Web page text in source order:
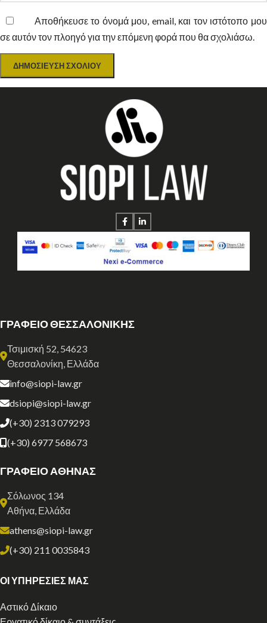
Αποθήκευσε το όνομά μου, email, και τον ιστότοπο μου
σε αυτόν τον πλοηγό για την επόμενη φορά που θα σχολιάσω.
ΓΡΑΦΕΙΟ ΘΕΣΣΑΛΟΝΙΚΗΣ
Τσιμισκή 52, 54623
Θεσσαλονίκη, Ελλάδα
info@siopi-law.gr
dsiopi@siopi-law.gr
(+30) 2313 079293
(+30) 6977 568673
ΓΡΑΦΕΙΟ ΑΘΗΝΑΣ
Σόλωνος 134
Αθήνα, Ελλάδα
athens@siopi-law.gr
(+30) 211 0035843
ΟΙ ΥΠΗΡΕΣΙΕΣ ΜΑΣ
Αστικό Δίκαιο